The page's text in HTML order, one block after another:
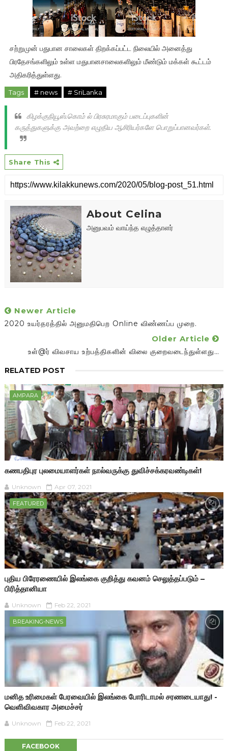
சற்றுமுன் பதுபான சாலைகள் திறக்கப்பட்ட நிலையில் அனைத்து
பிரதேசங்களிலும் உள்ள மதுபானசாலைகளிலும் மீண்டும் மக்கள் கூட்டம்
அதிகரித்துள்ளது.
Tags # news # SriLanka
கிழக்குநியூஸ்.கொம் ல் பிரசுரமாகும் படைப்புகளின்
கருத்துகளுக்கு அவற்றை எழுதிய ஆசிரியர்களே பொறுப்பானவர்கள்.
Share This
About Celina
அனுபவம் வாய்ந்த எழுத்தாளர்
Newer Article
2020 உயர்தரத்தில் அனுமதிபெற Online விண்ணப்ப முறை.
Older Article
உள்@ர் விவசாய உற்பத்திகளின் விலை குறைவடைந்துள்ளது…
RELATED POST
AMPARA
கணபதிபுர புலமையாளர்கள் நால்வருக்கு துவிச்சக்கரவண்டிகள்!
Unknown Apr 07, 2021
FEATURED
புதிய பிரேரணையில் இலங்கை குறித்து கவனம் செலுத்தப்படும் –
பிரித்தானியா
Unknown Feb 22, 2021
BREAKING-NEWS
மனித உரிமைகள் பேரவையில் இலங்கை போரிடாமல் சரணடையாது! -
வெளிவிவகார அமைச்சர்
Unknown Feb 22, 2021
FACEBOOK